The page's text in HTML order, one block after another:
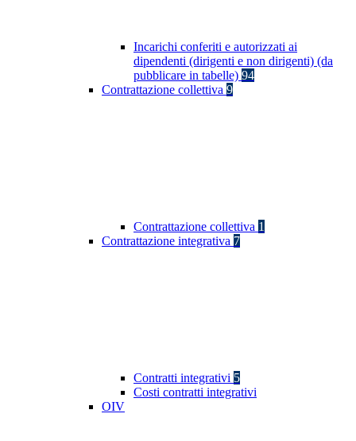
Incarichi conferiti e autorizzati ai
dipendenti (dirigenti e non dirigenti) (da
pubblicare in tabelle) 94
Contrattazione collettiva 9
Contrattazione collettiva 1
Contrattazione integrativa 7
Contratti integrativi 5
Costi contratti integrativi
OIV